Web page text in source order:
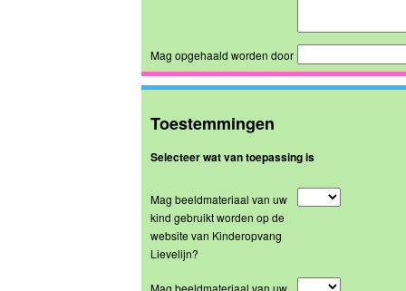
Mag opgehaald worden door
Toestemmingen
Selecteer wat van toepassing is
Mag beeldmateriaal van uw
kind gebruikt worden op de
website van Kinderopvang
Lievelijn?
Mag beeldmateriaal van uw